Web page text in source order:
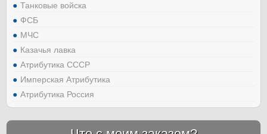
Танковые войска
ФСБ
МЧС
Казачья лавка
Атрибутика СССР
Имперская Атрибутика
Атрибутика Россия